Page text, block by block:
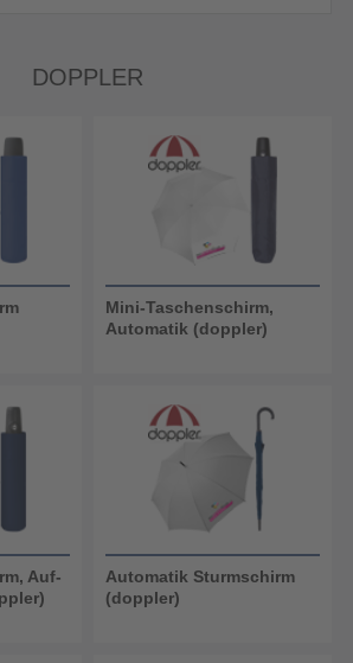
DOPPLER
Mini-Taschenschirm,
Automatik (doppler)
Auf-
Automatik Sturmschirm
(doppler)